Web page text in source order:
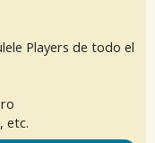
Players de todo el
etc.